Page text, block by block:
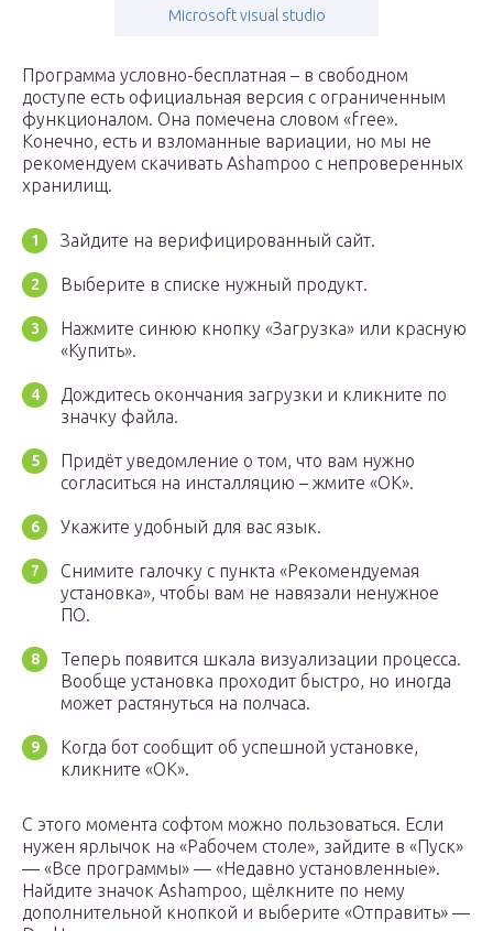
Microsoft visual studio
Программа условно-бесплатная – в свободном
доступе есть официальная версия с ограниченным
функционалом. Она помечена словом «free».
Конечно, есть и взломанные вариации, но мы не
рекомендуем скачивать Ashampoo с непроверенных
хранилищ.
Зайдите на верифицированный сайт.
Выберите в списке нужный продукт.
Нажмите синюю кнопку «Загрузка» или красную
«Купить».
Дождитесь окончания загрузки и кликните по
значку файла.
Придёт уведомление о том, что вам нужно
согласиться на инсталляцию – жмите «ОК».
Укажите удобный для вас язык.
Снимите галочку с пункта «Рекомендуемая
установка», чтобы вам не навязали ненужное
ПО.
Теперь появится шкала визуализации процесса.
Вообще установка проходит быстро, но иногда
может растянуться на полчаса.
Когда бот сообщит об успешной установке,
кликните «ОК».
С этого момента софтом можно пользоваться. Если
нужен ярлычок на «Рабочем столе», зайдите в «Пуск»
— «Все программы» — «Недавно установленные».
Найдите значок Ashampoo, щёлкните по нему
дополнительной кнопкой и выберите «Отправить» —